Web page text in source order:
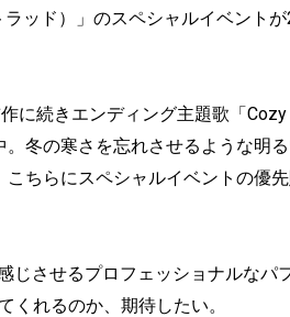
ッド）」のスペシャルイベント
に続きエンディング主題歌「Cozy
冬の寒さを忘れさせるような明
ちらにスペシャルイベントの優
させるプロフェッショナルなパ
くれるのか、期待したい。